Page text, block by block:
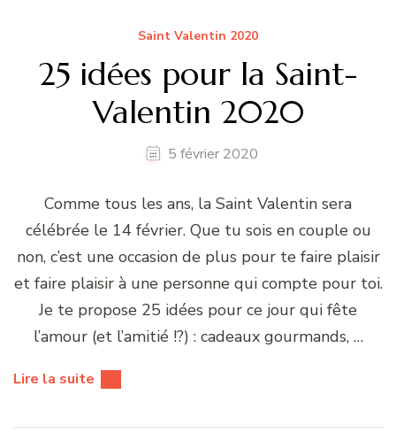
Saint Valentin 2020
25 idées pour la Saint-
Valentin 2020
5 février 2020
Comme tous les ans, la Saint Valentin sera
célébrée le 14 février. Que tu sois en couple ou
non, c’est une occasion de plus pour te faire plaisir
et faire plaisir à une personne qui compte pour toi.
Je te propose 25 idées pour ce jour qui fête
l’amour (et l’amitié !?) : cadeaux gourmands, …
Lire la suite